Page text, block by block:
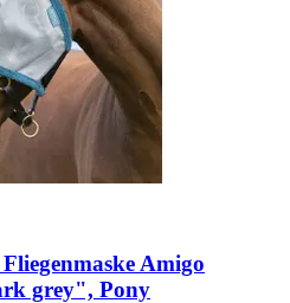
Fliegenmaske Amigo
grey", Pony